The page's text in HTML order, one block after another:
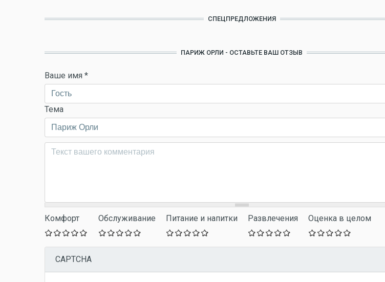
СПЕЦПРЕДЛОЖЕНИЯ
ПАРИЖ ОРЛИ - ОСТАВЬТЕ ВАШ ОТЗЫВ
Ваше имя *
Тема
Комментарий*
Комфорт Обслуживание Питание и напитки Развлечения Оценка в целом
CAPTCHA